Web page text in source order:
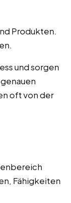
Produkten.
und sorgen
oft von der
Fähigkeiten